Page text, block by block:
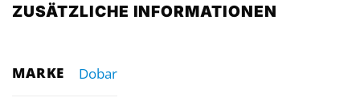
ZUSÄTZLICHE INFORMATIONEN
MARKE Dobar